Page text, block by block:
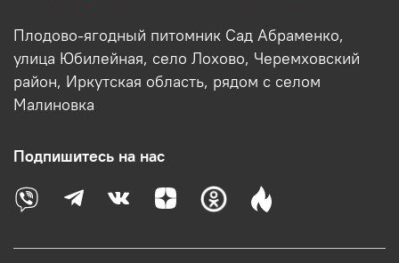
Плодово-ягодный питомник Сад Абраменко,
улица Юбилейная, село Лохово, Черемховский
район, Иркутская область, рядом с селом
Малиновка
Подпишитесь на нас